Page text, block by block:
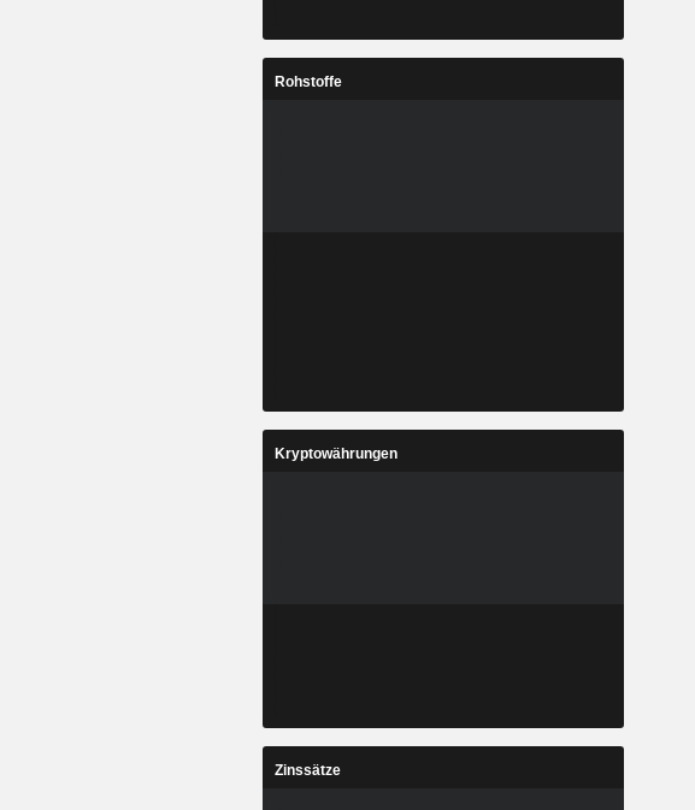
Rohstoffe
Kryptowährungen
Zinssätze